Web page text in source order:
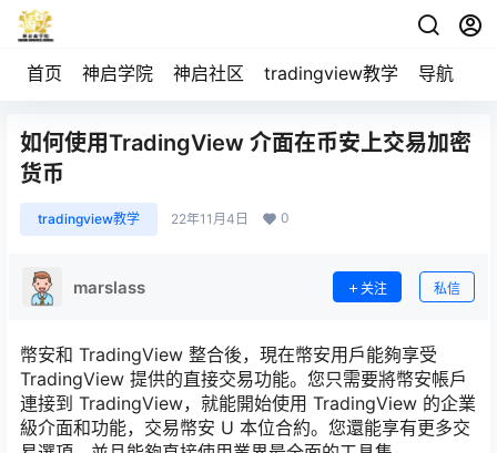
首页 神启学院 神启社区 tradingview教学 导航
如何使用TradingView 介面在币安上交易加密
货币
tradingview教学 22年11月4日 0
marslass 关注 私信
幣安和 TradingView 整合後，現在幣安用戶能夠享受
TradingView 提供的直接交易功能。您只需要將幣安帳戶
連接到 TradingView，就能開始使用 TradingView 的企業
級介面和功能，交易幣安 U 本位合約。您還能享有更多交